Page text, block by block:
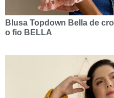
Blusa Topdown Bella de
o fio BELLA